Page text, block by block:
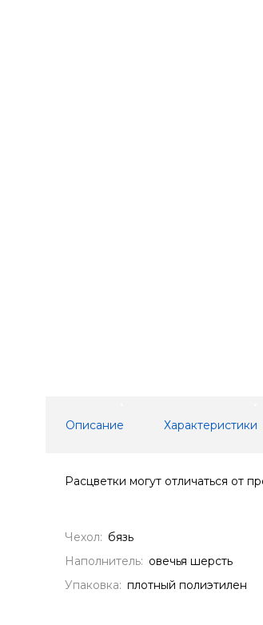
Описание Характеристики
Расцветки могут отличаться от
Чехол: бязь
Наполнитель: овечья шерсть
Упаковка: плотный полиэтилен